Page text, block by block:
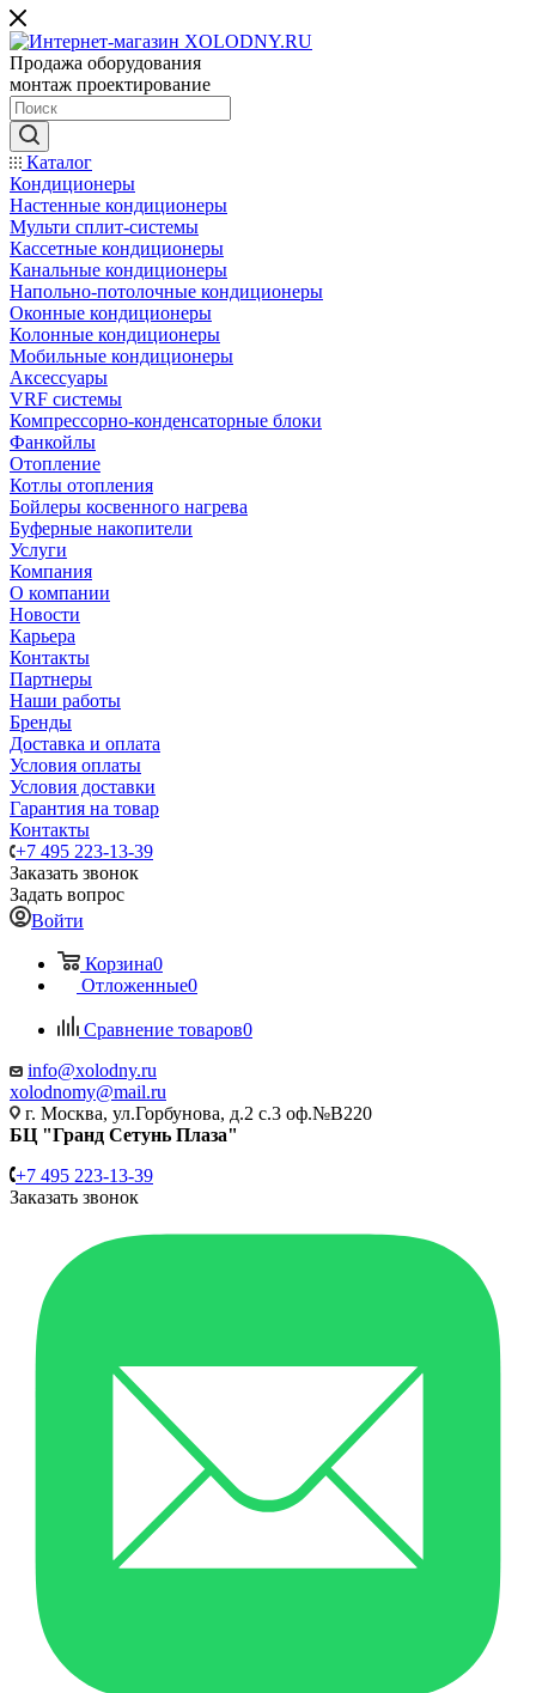
Продажа оборудования
монтаж проектирование
Каталог
Кондиционеры
Настенные кондиционеры
Мульти сплит-системы
Кассетные кондиционеры
Канальные кондиционеры
Напольно-потолочные кондиционеры
Оконные кондиционеры
Колонные кондиционеры
Мобильные кондиционеры
Аксессуары
VRF системы
Компрессорно-конденсаторные блоки
Фанкойлы
Отопление
Котлы отопления
Бойлеры косвенного нагрева
Буферные накопители
Услуги
Компания
О компании
Новости
Карьера
Контакты
Партнеры
Наши работы
Бренды
Доставка и оплата
Условия оплаты
Условия доставки
Гарантия на товар
Контакты
+7 495 223-13-39
Заказать звонок
Задать вопрос
Войти
Корзина0
Отложенные0
Сравнение товаров0
info@xolodny.ru
xolodnomy@mail.ru
г. Москва, ул.Горбунова, д.2 с.3 оф.№В220
БЦ "Гранд Сетунь Плаза"
+7 495 223-13-39
Заказать звонок